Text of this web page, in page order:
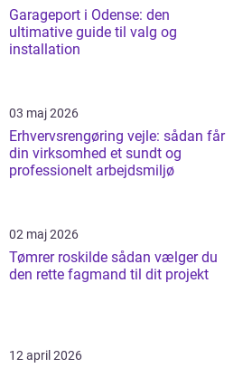
Garageport i Odense: den
ultimative guide til valg og
installation
03 maj 2026
Erhvervsrengøring vejle: sådan får
din virksomhed et sundt og
professionelt arbejdsmiljø
02 maj 2026
Tømrer roskilde sådan vælger du
den rette fagmand til dit projekt
12 april 2026